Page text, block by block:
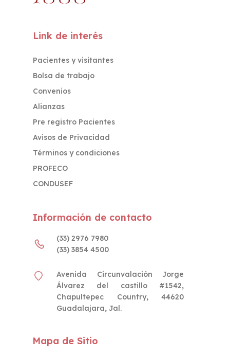
Link de interés
Pacientes y visitantes
Bolsa de trabajo
Convenios
Alianzas
Pre registro Pacientes
Avisos de Privacidad
Términos y condiciones
PROFECO
CONDUSEF
Información de contacto
(33) 2976 7980
(33) 3854 4500
Avenida Circunvalación Jorge
Álvarez del castillo #1542,
Chapultepec Country, 44620
Guadalajara, Jal.
Mapa de Sitio